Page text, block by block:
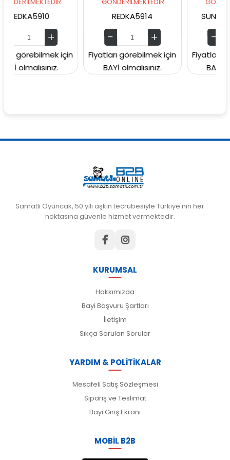
için
GÖNDERİLMEKTEDİR.
REDKA5914
Fiyatları görebilmek için
BAYİ olmalısınız.
Fiyatları
BAYİ
Samatlı Oyuncak, 50 yılı aşkın tecrübesiyle Türkiye'nin her
noktasına güvenle hizmet vermektedir.
KURUMSAL
Hakkımızda
Bayi Başvuru Şartları
İletişim
Sıkça Sorulan Sorular
YARDIM & POLİTİKALAR
Mesafeli Satış Sözleşmesi
Sipariş ve Teslimat
Bayi Giriş Ekranı
MOBİL B2B